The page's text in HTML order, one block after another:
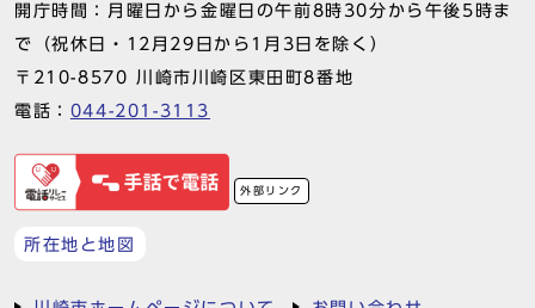
開庁時間：月曜日から金曜日の午前8時30分から午後5時ま
で（祝休日・12月29日から1月3日を除く）
〒210-8570 川崎市川崎区東田町8番地
電話： 044-201-3113
外部リンク
所在地と地図